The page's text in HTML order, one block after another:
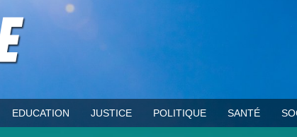
EDUCATION JUSTICE POLITIQUE SANTÉ